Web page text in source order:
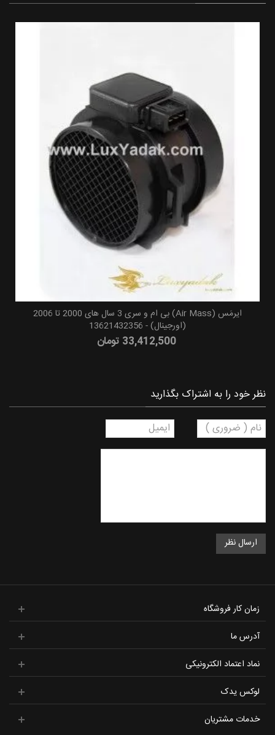
ایرمَس (Air Mass) بی ام و سری 3 سال های 2000 تا 2006
(اورجینال) - 13621432356
33,412,500 تومان
نظر خود را به اشتراک بگذارید
زمان کار فروشگاه
آدرس ما
نماد اعتماد الکترونیکی
لوکس یدک
خدمات مشتریان